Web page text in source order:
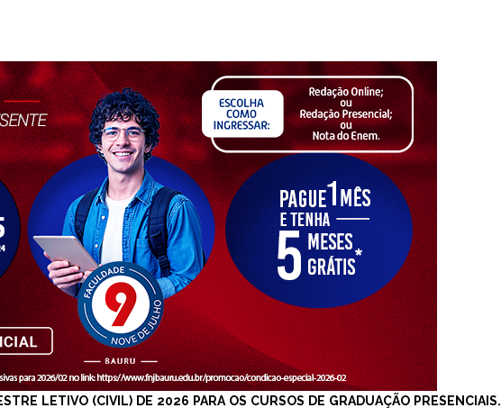
LETIVO (CIVIL) DE 2026 PARA OS CURSOS DE GRADUAÇÃO PRESENCIAIS.